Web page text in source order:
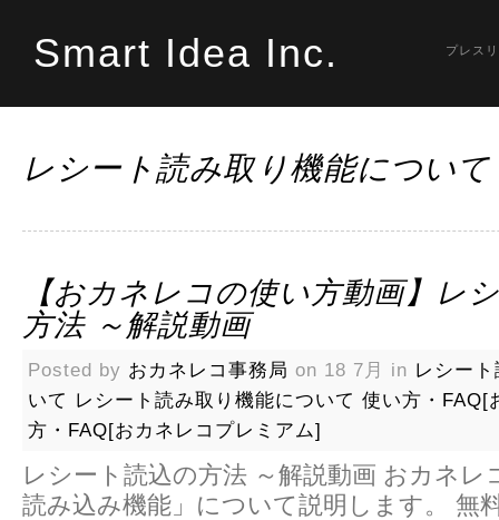
Smart Idea Inc. プレス
レシート読み取り機能について
【おカネレコの使い方動画】レ
方法 ～解説動画
Posted by おカネレコ事務局 on 18 7月 in レシー
いて レシート読み取り機能について 使い方・FAQ[
方・FAQ[おカネレコプレミアム]
レシート読込の方法 ～解説動画 おカネレ
読み込み機能」について説明します。 無